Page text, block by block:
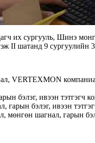
Шинэ монгол
II шатанд 9 сургуулийн
VERTEXMON
бэлэг, ивээн тэтгэгч
гарын бэлэг, ивээн
мөнгөн шагнал, гарын